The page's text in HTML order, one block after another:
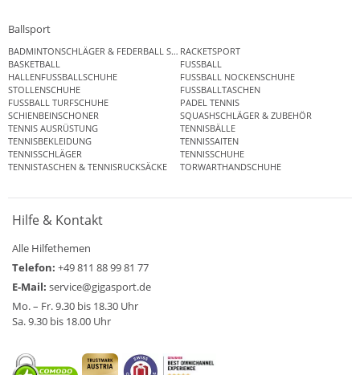
Ballsport
BADMINTONSCHLÄGER & FEDERBALL SETSRACKETSPORT
BASKETBALL
FUSSBALL
HALLENFUSSBALLSCHUHE
FUSSBALL NOCKENSCHUHE
STOLLENSCHUHE
FUSSBALLTASCHEN
FUSSBALL TURFSCHUHE
PADEL TENNIS
SCHIENBEINSCHONER
SQUASHSCHLÄGER & ZUBEHÖR
TENNIS AUSRÜSTUNG
TENNISBÄLLE
TENNISBEKLEIDUNG
TENNISSAITEN
TENNISSCHLÄGER
TENNISSCHUHE
TENNISTASCHEN & TENNISRUCKSÄCKE
TORWARTHANDSCHUHE
Hilfe & Kontakt
Alle Hilfethemen
Telefon: +49 811 88 99 81 77
E-Mail: service@gigasport.de
Mo. – Fr. 9.30 bis 18.30 Uhr
Sa. 9.30 bis 18.00 Uhr